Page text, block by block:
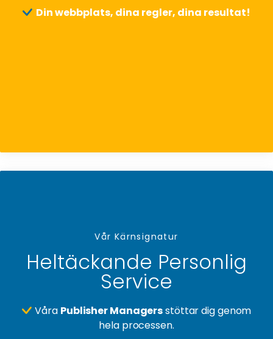
Din webbplats, dina regler, dina resultat!
Vår Kärnsignatur
Heltäckande Personlig
Service
Våra Publisher Managersstöttar dig genom
hela processen.